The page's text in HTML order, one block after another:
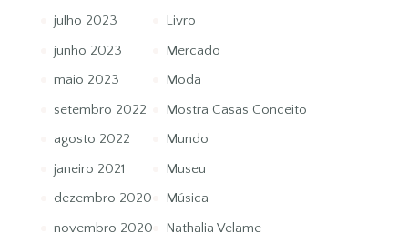
julho 2023
junho 2023
maio 2023
setembro 2022
agosto 2022
janeiro 2021
dezembro 2020
novembro 2020
Livro
Mercado
Moda
Mostra Casas Conceito
Mundo
Museu
Música
Nathalia Velame